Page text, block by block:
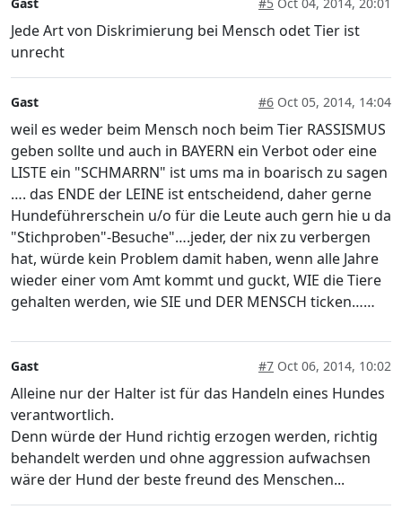
Gast #5 Oct 04, 2014, 20:01
Jede Art von Diskrimierung bei Mensch odet Tier ist
unrecht
Gast #6 Oct 05, 2014, 14:04
weil es weder beim Mensch noch beim Tier RASSISMUS
geben sollte und auch in BAYERN ein Verbot oder eine
LISTE ein "SCHMARRN" ist ums ma in boarisch zu sagen
…. das ENDE der LEINE ist entscheidend, daher gerne
Hundeführerschein u/o für die Leute auch gern hie u da
"Stichproben"-Besuche"….jeder, der nix zu verbergen
hat, würde kein Problem damit haben, wenn alle Jahre
wieder einer vom Amt kommt und guckt, WIE die Tiere
gehalten werden, wie SIE und DER MENSCH ticken……
Gast #7 Oct 06, 2014, 10:02
Alleine nur der Halter ist für das Handeln eines Hundes
verantwortlich.
Denn würde der Hund richtig erzogen werden, richtig
behandelt werden und ohne aggression aufwachsen
wäre der Hund der beste freund des Menschen...